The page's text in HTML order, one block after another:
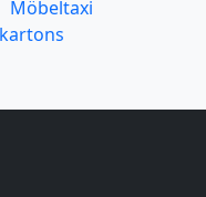
Möbeltaxi